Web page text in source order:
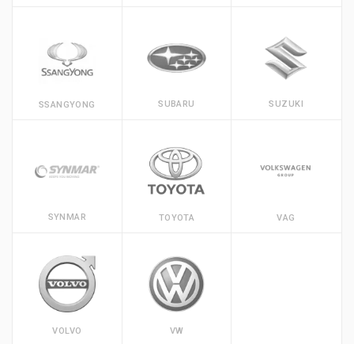
SSANGYONG SUBARU SUZUKI
SYNMAR TOYOTA VAG
VOLVO VW